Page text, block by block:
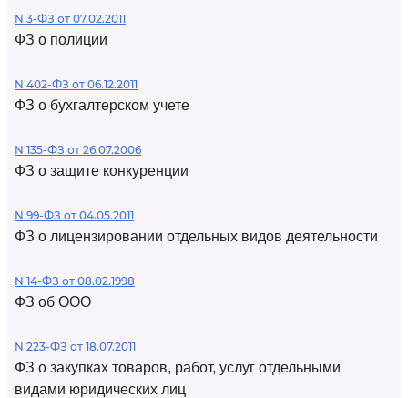
N 3-ФЗ от 07.02.2011
ФЗ о полиции
N 402-ФЗ от 06.12.2011
ФЗ о бухгалтерском учете
N 135-ФЗ от 26.07.2006
ФЗ о защите конкуренции
N 99-ФЗ от 04.05.2011
ФЗ о лицензировании отдельных видов деятельности
N 14-ФЗ от 08.02.1998
ФЗ об ООО
N 223-ФЗ от 18.07.2011
ФЗ о закупках товаров, работ, услуг отдельными
видами юридических лиц